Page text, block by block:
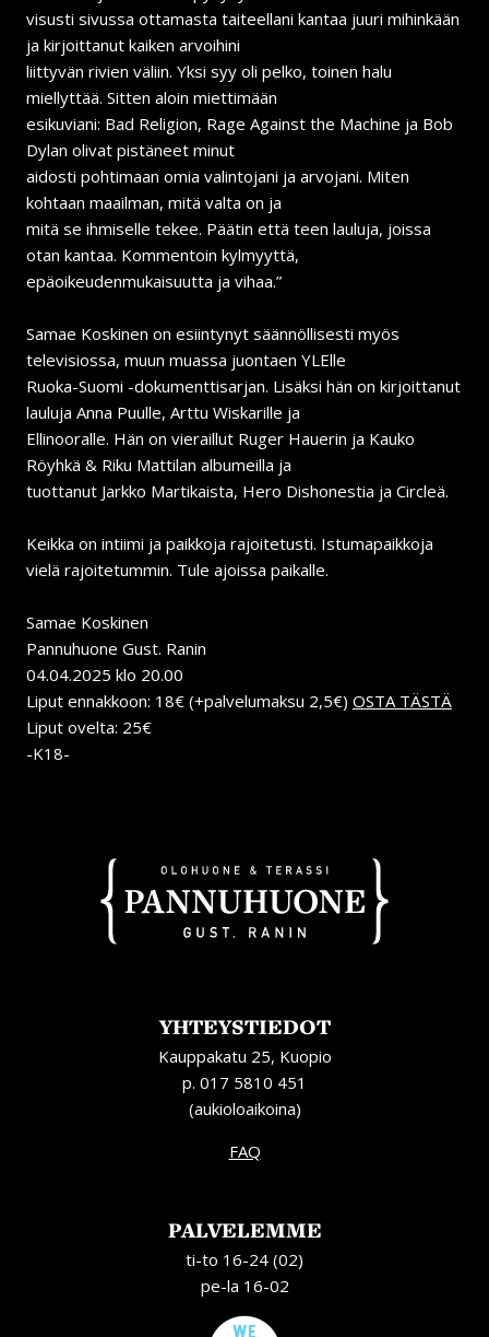
visusti sivussa ottamasta taiteellani kantaa juuri mihinkään
ja kirjoittanut kaiken arvoihini
liittyvän rivien väliin. Yksi syy oli pelko, toinen halu
miellyttää. Sitten aloin miettimään
esikuviani: Bad Religion, Rage Against the Machine ja Bob
Dylan olivat pistäneet minut
aidosti pohtimaan omia valintojani ja arvojani. Miten
kohtaan maailman, mitä valta on ja
mitä se ihmiselle tekee. Päätin että teen lauluja, joissa
otan kantaa. Kommentoin kylmyyttä,
epäoikeudenmukaisuutta ja vihaa.”
Samae Koskinen on esiintynyt säännöllisesti myös
televisiossa, muun muassa juontaen YLElle
Ruoka-Suomi -dokumenttisarjan. Lisäksi hän on kirjoittanut
lauluja Anna Puulle, Arttu Wiskarille ja
Ellinooralle. Hän on vieraillut Ruger Hauerin ja Kauko
Röyhkä & Riku Mattilan albumeilla ja
tuottanut Jarkko Martikaista, Hero Dishonestia ja Circleä.
Keikka on intiimi ja paikkoja rajoitetusti. Istumapaikkoja
vielä rajoitetummin. Tule ajoissa paikalle.
Samae Koskinen
Pannuhuone Gust. Ranin
04.04.2025 klo 20.00
Liput ennakkoon: 18€ (+palvelumaksu 2,5€) OSTA TÄSTÄ
Liput ovelta: 25€
-K18-
YHTEYSTIEDOT
Kauppakatu 25, Kuopio
p. 017 5810 451
(aukioloaikoina)
FAQ
PALVELEMME
ti-to 16-24 (02)
pe-la 16-02